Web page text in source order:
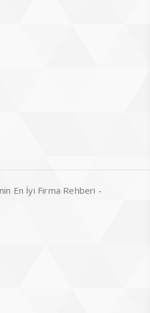
En İyi Firma Rehberi -